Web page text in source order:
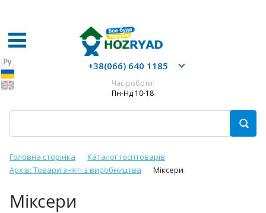
+38(066) 640 1185
Час роботи:
Пн-Нд 10-18
Головна сторінка
Каталог госптоварів
Архів: Товари зняті з виробництва
Міксери
Міксери